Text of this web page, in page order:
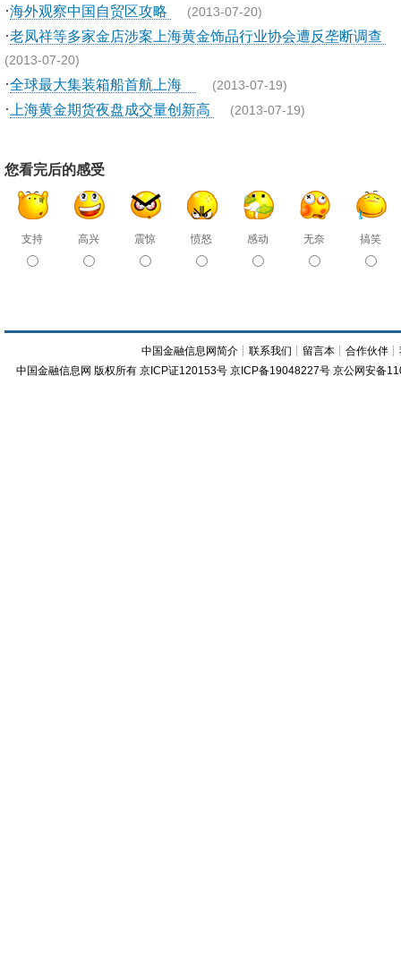
·海外观察中国自贸区攻略 (2013-07-20)
·老凤祥等多家金店涉案上海黄金饰品行业协会遭反垄断调查
(2013-07-20)
·全球最大集装箱船首航上海 (2013-07-19)
· 上海黄金期货夜盘成交量创新高 (2013-07-19)
您看完后的感受
支持 高兴 震惊 愤怒 感动 无奈 搞笑
中国金融信息网简介 ┊联系我们 ┊ 留言本 ┊合作伙伴 ┊
中国金融信息网 版权所有 京ICP证120153号 京ICP备19048227号 京公网安备